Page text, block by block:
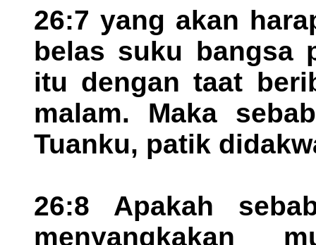
26:7 yang akan
belas suku bangsa
itu dengan taat
malam. Maka
Tuanku, patik
26:8 Apakah
menyangkakan